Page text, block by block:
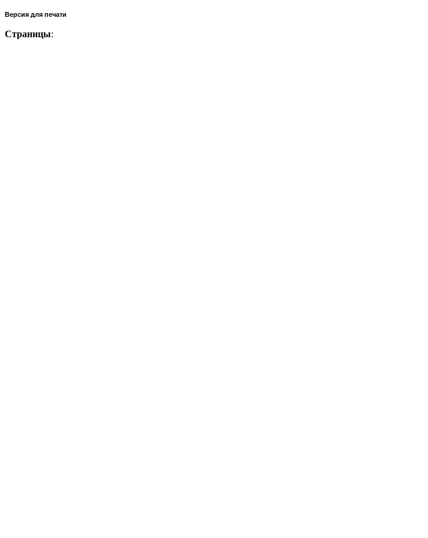
Версия для печати
Страницы: